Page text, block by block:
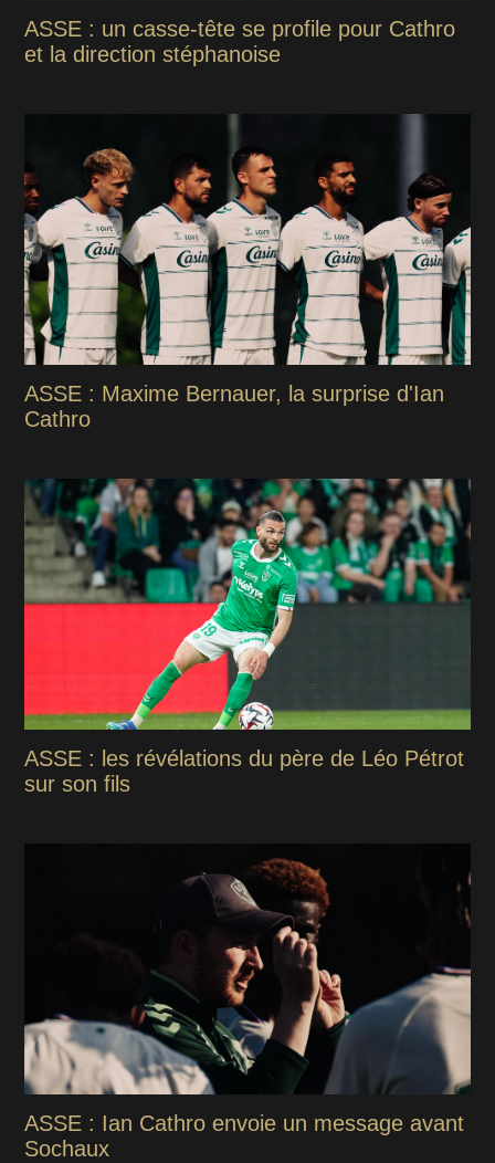
ASSE : un casse-tête se profile pour Cathro
et la direction stéphanoise
ASSE : Maxime Bernauer, la surprise d'Ian
Cathro
ASSE : les révélations du père de Léo Pétrot
sur son fils
ASSE : Ian Cathro envoie un message avant
Sochaux